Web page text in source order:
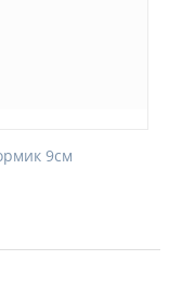
9см